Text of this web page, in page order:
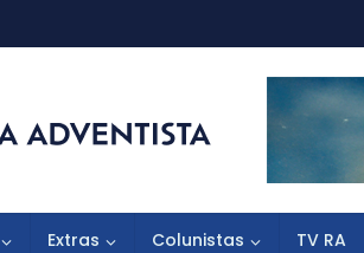
Extras Colunistas TV RA